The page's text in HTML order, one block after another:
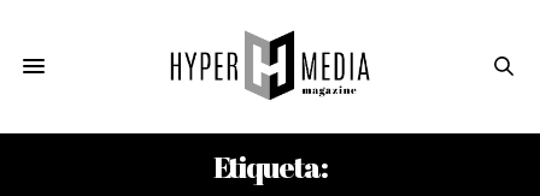
Etiqueta: